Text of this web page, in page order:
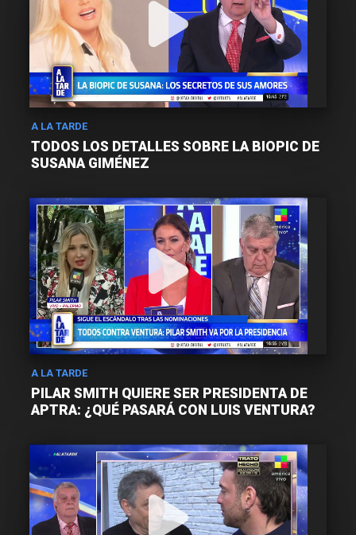
A LA TARDE
TODOS LOS DETALLES SOBRE LA BIOPIC DE
SUSANA GIMÉNEZ
A LA TARDE
PILAR SMITH QUIERE SER PRESIDENTA DE
APTRA: ¿QUÉ PASARÁ CON LUIS VENTURA?